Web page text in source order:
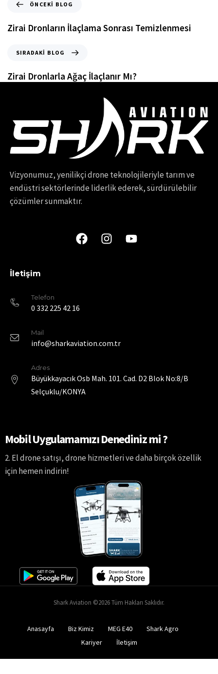
ÖNCEKI BLOG
Zirai Dronların İlaçlama Sonrası Temizlenmesi
SIRADAKI BLOG
Zirai Dronlarla Ağaç İlaçlanır Mı?
Vizyonumuz, yenilikçi drone teknolojileriyle tarım ve
endüstri sektörlerinde liderlik ederek, sürdürülebilir
çözümler sunmaktır.
İletişim
Telefon
0 332 225 42 16
Mail
info@sharkaviation.com.tr
Adres
Büyükkayacık Osb Mah. 101. Cad. D2 Blok No:8/B
Selçuklu/KONYA
Mobil Uygulamamızı Denediniz mi ?
2. El drone satışı, drone hizmetleri ve daha birçok özellik
için hemen indirin!
Shark Aviation ©2026 Tüm Hakları Saklıdır.
Anasayfa Biz Kimiz MEG E40
Shark Agro
Kariyer
İletişim